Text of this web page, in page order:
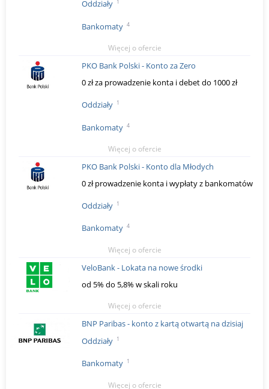
Oddziały 1
Bankomaty 4
Więcej o ofercie
PKO Bank Polski - Konto za Zero
0 zł za prowadzenie konta i debet do 1000 zł
Oddziały 1
Bankomaty 4
Więcej o ofercie
PKO Bank Polski - Konto dla Młodych
0 zł prowadzenie konta i wypłaty z bankomatów
Oddziały 1
Bankomaty 4
Więcej o ofercie
VeloBank - Lokata na nowe środki
od 5% do 5,8% w skali roku
Więcej o ofercie
BNP Paribas - konto z kartą otwartą na dzisiaj
Oddziały 1
Bankomaty 1
Więcej o ofercie